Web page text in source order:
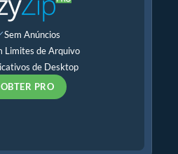
Sem Anúncios
Limites de Arquivo
de Desktop
OBTER PRO